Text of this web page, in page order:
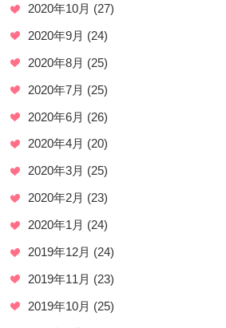
2020年10月 (27)
2020年9月 (24)
2020年8月 (25)
2020年7月 (25)
2020年6月 (26)
2020年4月 (20)
2020年3月 (25)
2020年2月 (23)
2020年1月 (24)
2019年12月 (24)
2019年11月 (23)
2019年10月 (25)